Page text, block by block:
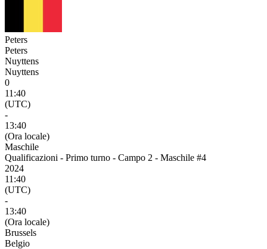
Peters
Peters
Nuyttens
Nuyttens
0
11:40
(UTC)
-
13:40
(Ora locale)
Maschile
Qualificazioni - Primo turno - Campo 2 - Maschile #4
2024
11:40
(UTC)
-
13:40
(Ora locale)
Brussels
Belgio